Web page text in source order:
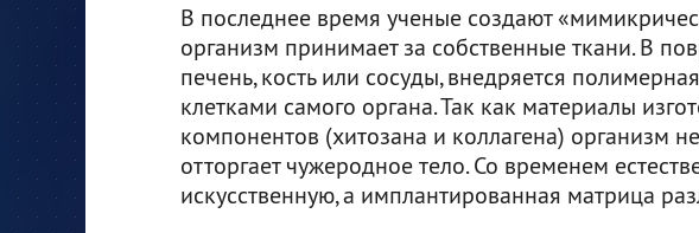
В последнее время ученые создают
организм принимает за собственные ткани. В
печень, кость или сосуды, внедряется
клетками самого органа. Так как материалы
компонентов (хитозана и коллагена) организм
отторгает чужеродное тело. Со временем
искусственную, а имплантированная матрица